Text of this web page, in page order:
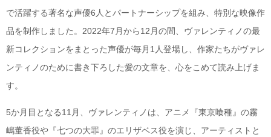
で活躍する著名な声優6人とパートナーシップを組み、特別な映像作
品を制作しました。2022年7月から12月の間、ヴァレンティノの最
新コレクションをまとった声優が毎月1人登場し、作家たちがヴァレ
ンティノのために書き下ろした愛の文章を、心をこめて読み上げま
す。
5か月目となる11月、ヴァレンティノは、アニメ『東京喰種』の霧
嶋董香役や『七つの大罪』のエリザベス役を演じ、アーティストと